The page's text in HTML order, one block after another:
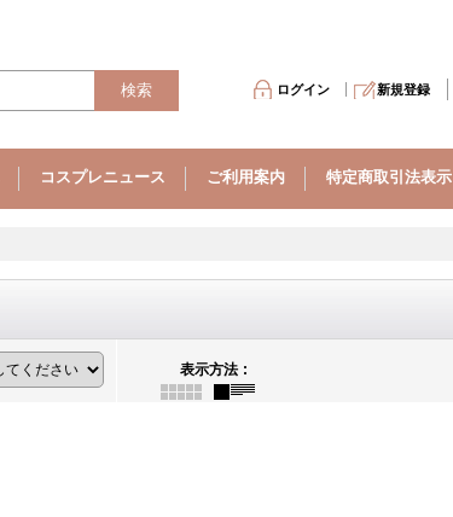
ログイン 新規登録
コスプレニュース ご利用案内 特定商取引法表示
表示方法 :